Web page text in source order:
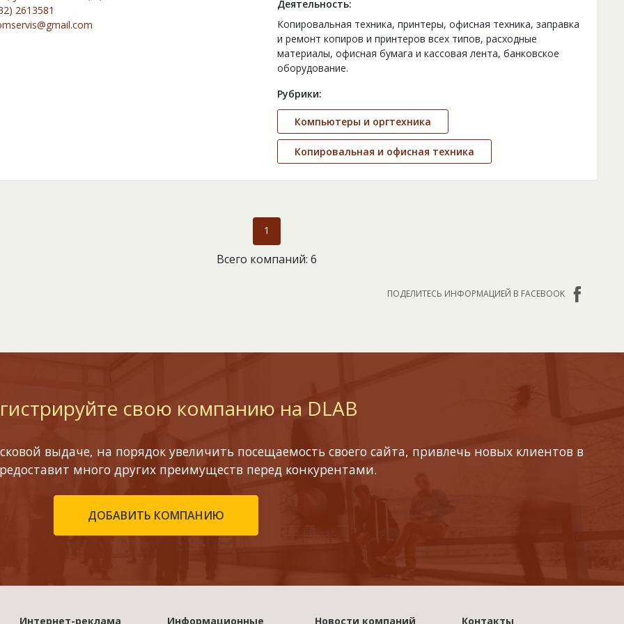
2613581
Деятельность:
Копировальная техника, принтеры, офисная техника, заправка
и ремонт копиров и принтеров всех типов, расходные
материалы, офисная бумага и кассовая лента, банковское
оборудование.
Рубрики:
Компьютеры и оргтехника
Копировальная и офисная техника
1
Всего компаний: 6
ПОДЕЛИТЕСЬ ИНФОРМАЦИЕЙ В FACEBOOK
свою компанию на DLAB
выдаче, на порядок увеличить посещаемость своего сайта, привлечь новых клиентов в
много других преимуществ перед конкурентами.
ДОБАВИТЬ КОМПАНИЮ
Интернет-реклама Информационные Новости компаний Контакты